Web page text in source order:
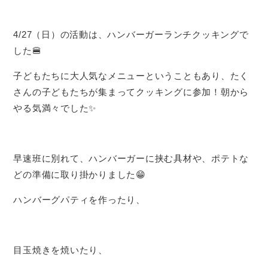
4/27（日）の活動は、ハンバーガーランチクッキングで
した🍔
子どもたちに大人気なメニューということもあり、たく
さんの子どもたちが集まってクッキングに参加！朝から
やる気満々でした✨️
早速班に別れて、ハンバーガーに挟む具材や、ポテトな
どの準備に取り掛かりました😁
ハンバーグパティを作ったり、
目玉焼きを焼いたり、